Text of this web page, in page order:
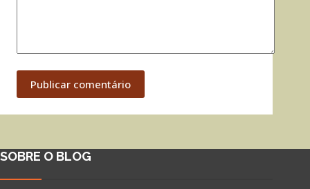
Publicar comentário
SOBRE O BLOG